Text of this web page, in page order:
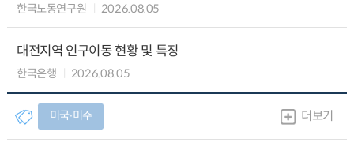
한국노동연구원 2026.08.05
대전지역 인구이동 현황 및 특징
한국은행 2026.08.05
미국∙미주 더보기